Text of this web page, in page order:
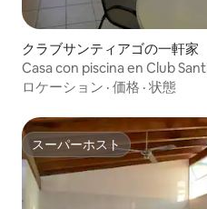
クラブサンティアゴの一軒家
Casa con piscina en Club
ロケーション · 価格 · 状態
スーパーホスト
スーパーホスト